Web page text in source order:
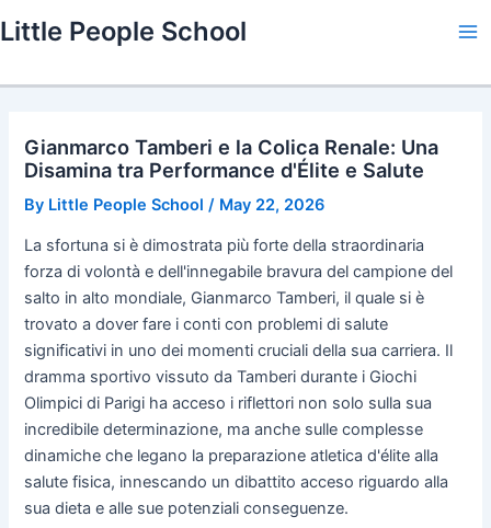
to
Little People School
Gianmarco Tamberi e la Colica Renale: Una
Disamina tra Performance d'Élite e Salute
By Little People School / May 22, 2026
La sfortuna si è dimostrata più forte della straordinaria
forza di volontà e dell'innegabile bravura del campione del
salto in alto mondiale, Gianmarco Tamberi, il quale si è
trovato a dover fare i conti con problemi di salute
significativi in uno dei momenti cruciali della sua carriera. Il
dramma sportivo vissuto da Tamberi durante i Giochi
Olimpici di Parigi ha acceso i riflettori non solo sulla sua
incredibile determinazione, ma anche sulle complesse
dinamiche che legano la preparazione atletica d'élite alla
salute fisica, innescando un dibattito acceso riguardo alla
sua dieta e alle sue potenziali conseguenze.